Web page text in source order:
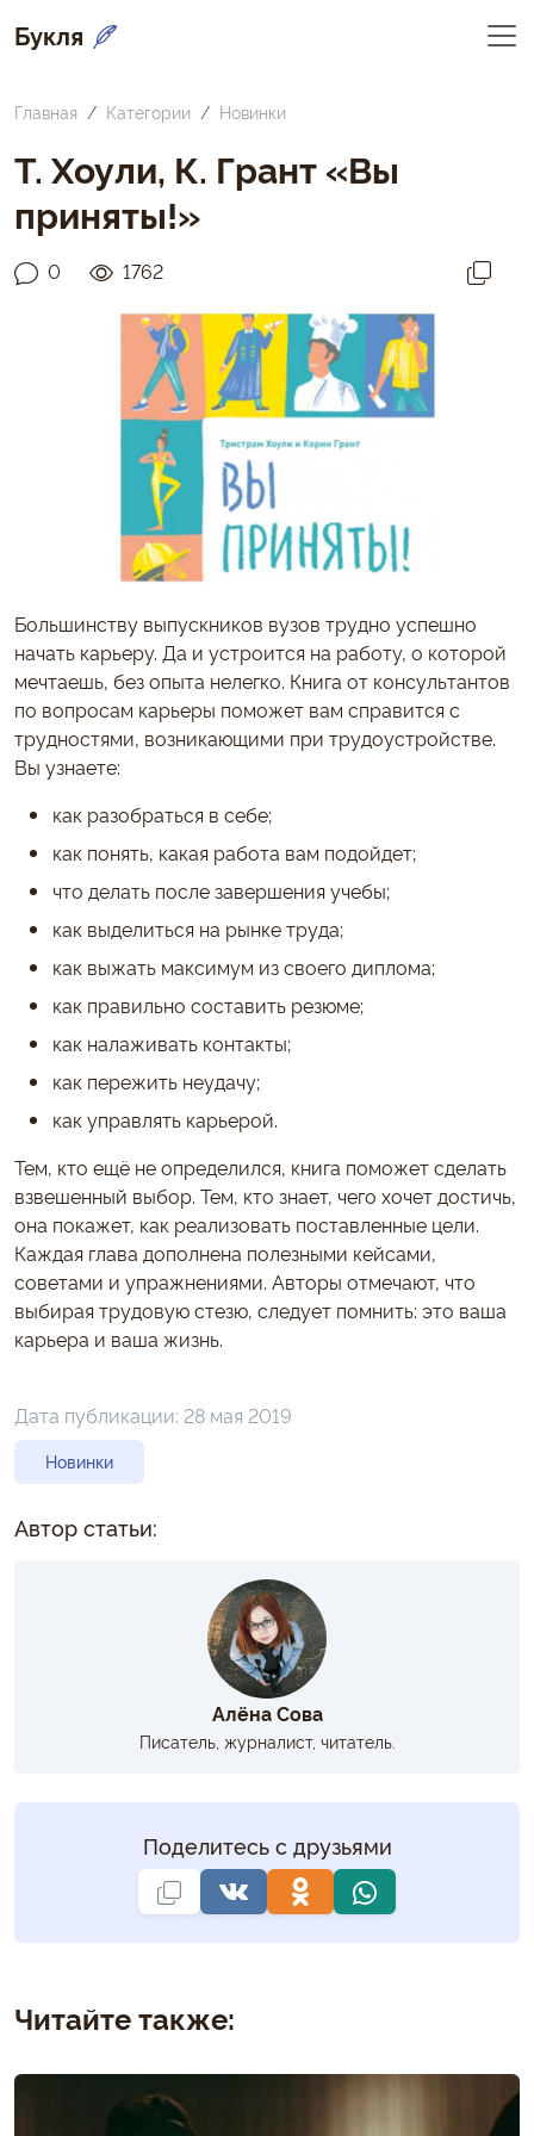
Букля
Главная Категории Новинки
Т. Хоули, К. Грант «Вы
приняты!»
0 1762
Большинству выпускников вузов трудно успешно
начать карьеру. Да и устроится на работу, о которой
мечтаешь, без опыта нелегко. Книга от консультантов
по вопросам карьеры поможет вам справится с
трудностями, возникающими при трудоустройстве.
Вы узнаете:
как разобраться в себе;
как понять, какая работа вам подойдет;
что делать после завершения учебы;
как выделиться на рынке труда;
как выжать максимум из своего диплома;
как правильно составить резюме;
как налаживать контакты;
как пережить неудачу;
как управлять карьерой.
Тем, кто ещё не определился, книга поможет сделать
взвешенный выбор. Тем, кто знает, чего хочет достичь,
она покажет, как реализовать поставленные цели.
Каждая глава дополнена полезными кейсами,
советами и упражнениями. Авторы отмечают, что
выбирая трудовую стезю, следует помнить: это ваша
карьера и ваша жизнь.
Дата публикации: 28 мая 2019
Новинки
Автор статьи:
Алёна Сова
Писатель, журналист, читатель.
Поделитесь с друзьями
Читайте также: